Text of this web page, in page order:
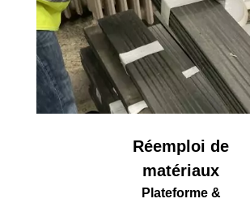
Réemploi de
matériaux
Plateforme &